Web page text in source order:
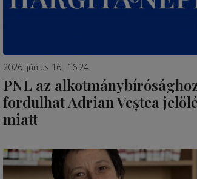
2026. június 16., 16:24
PNL az
fordulhat Adrian Veștea
miatt